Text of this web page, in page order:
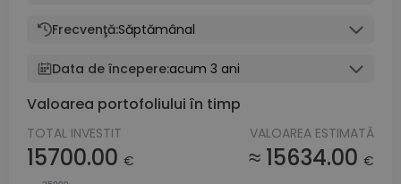
Frecvenţă:Săptămânal
Data de începere:acum 3 ani
Valoarea portofoliului în timp
TOTAL INVESTIT
15700.00 €
VALOAREA ESTIMATĂ
≈ 15634.00 €